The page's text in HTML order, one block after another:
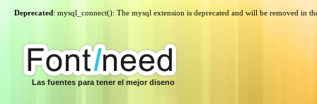
Deprecated: mysql_connect(): The mysql extension is deprecated and will be removed in
Las fuentes para tener el mejor diseno